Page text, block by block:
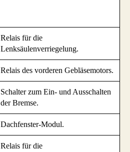
Relais für die
Lenksäulenverriegelung.
Relais des vorderen Gebläsemotors.
Schalter zum Ein- und Ausschalten
der Bremse.
Dachfenster-Modul.
Relais für die